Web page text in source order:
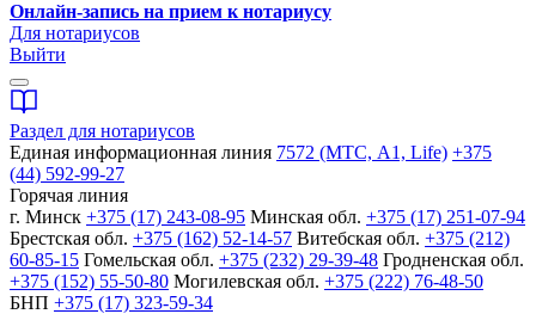
Онлайн-запись на прием к нотариусу
Для нотариусов
Выйти
Раздел для нотариусов
Единая информационная линия 7572 (МТС, A1, Life) +375
(44) 592-99-27
Горячая линия
г. Минск +375 (17) 243-08-95 Минская обл. +375 (17) 251-07-94
Брестская обл. +375 (162) 52-14-57 Витебская обл. +375 (212)
60-85-15 Гомельская обл. +375 (232) 29-39-48 Гродненская обл.
+375 (152) 55-50-80 Могилевская обл. +375 (222) 76-48-50
БНП +375 (17) 323-59-34